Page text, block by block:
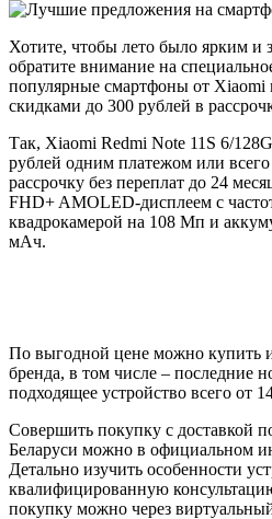
Хотите, чтобы лето было ярким и
обратите внимание на
популярные смартфоны от Xiaomi
скидками до 300 рублей в
Так, Xiaomi Redmi Note 11S 6/
рублей одним платежом или
рассрочку без переплат до 24
FHD+ AMOLED-дисплеем с
квадрокамерой на 108 Мп и
мАч.
По выгодной цене можно купить
бренда, в том числе – последние
подходящее устройство всего от
Совершить покупку с доставкой
Беларуси можно в официальном
Детально изучить особенности
квалифицированную
покупку можно через